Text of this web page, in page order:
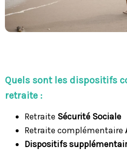
Quels sont les dispositifs
retraite :
Retraite Sécurité Sociale
Retraite complémentaire
Dispositifs